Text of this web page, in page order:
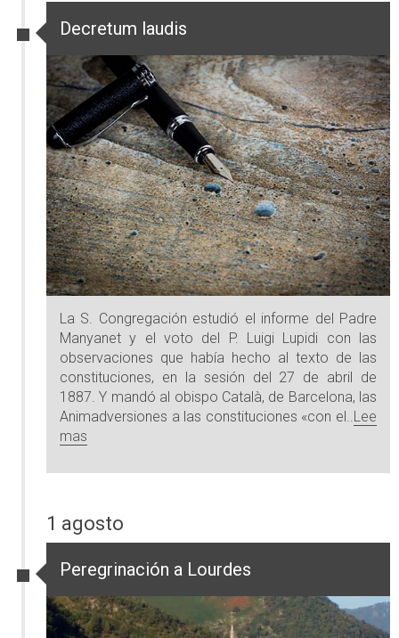
Decretum laudis
La S. Congregación estudió el informe del Padre
Manyanet y el voto del P. Luigi Lupidi con las
observaciones que había hecho al texto de las
constituciones, en la sesión del 27 de abril de
1887. Y mandó al obispo Català, de Barcelona, las
Animadversiones a las constituciones «con el..Lee
mas
1 agosto
Peregrinación a Lourdes